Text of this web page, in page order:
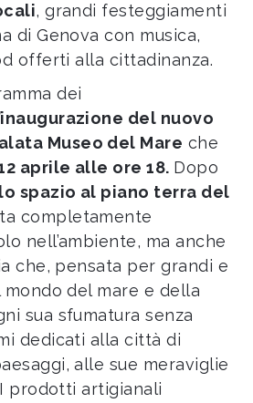
, grandi festeggiamenti
di Genova con musica,
offerti alla cittadinanza.
dei
del nuovo
Museo del Mare che
aprile alle ore 18. Dopo
lo spazio al piano terra del
completamente
nell’ambiente, ma anche
che, pensata per grandi e
del mare e della
sua sfumatura senza
dedicati alla città di
alle sue meraviglie
prodotti artigianali